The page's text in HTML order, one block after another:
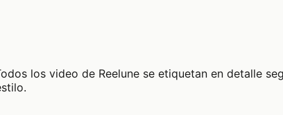
los video de Reelune se etiquetan en detalle